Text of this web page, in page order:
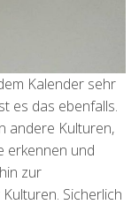
Kalender sehr
es das ebenfalls.
andere Kulturen,
erkennen und
zur
Sicherlich